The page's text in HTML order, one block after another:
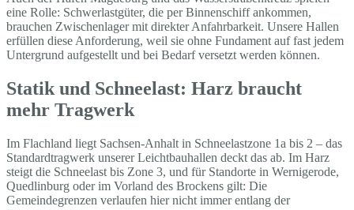
eine Rolle: Schwerlastgüter, die per Binnenschiff ankommen,
brauchen Zwischenlager mit direkter Anfahrbarkeit. Unsere Hallen
erfüllen diese Anforderung, weil sie ohne Fundament auf fast jedem
Untergrund aufgestellt und bei Bedarf versetzt werden können.
Statik und Schneelast: Harz braucht
mehr Tragwerk
Im Flachland liegt Sachsen-Anhalt in Schneelastzone 1a bis 2 – das
Standardtragwerk unserer Leichtbauhallen deckt das ab. Im Harz
steigt die Schneelast bis Zone 3, und für Standorte in Wernigerode,
Quedlinburg oder im Vorland des Brockens gilt: Die
Gemeindegrenzen verlaufen hier nicht immer entlang der